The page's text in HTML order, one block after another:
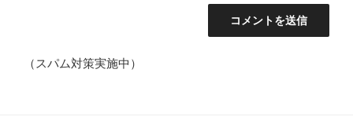
（スパム対策実施中）